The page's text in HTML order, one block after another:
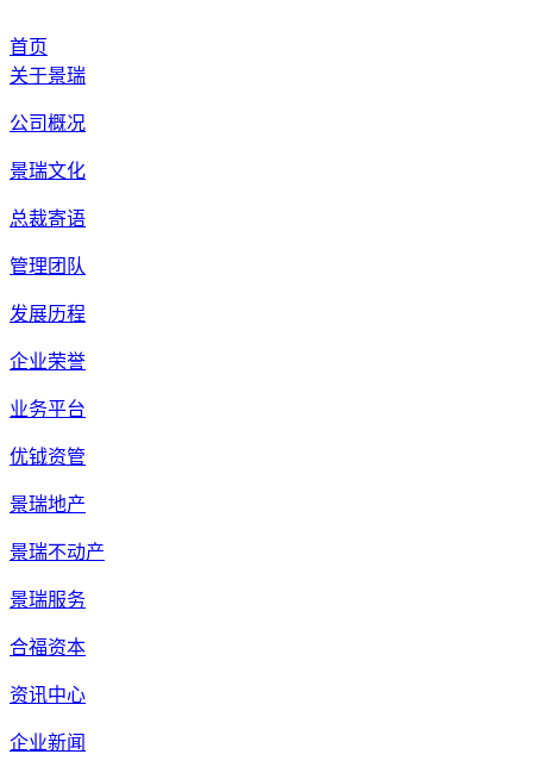
首页
关于景瑞
公司概况
景瑞文化
总裁寄语
管理团队
发展历程
企业荣誉
业务平台
优钺资管
景瑞地产
景瑞不动产
景瑞服务
合福资本
资讯中心
企业新闻